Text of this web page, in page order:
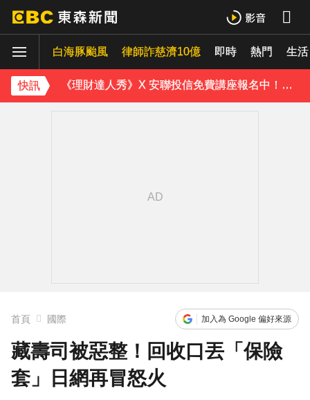
白海豚颱風 律師詐慈濟10億 即時 熱門 生活
快訊
下載東森App，隨時掌握天下大小事！
《理財達人秀》X 安聯投信免費講座報名中！搶先卡位 2027
首頁 國際 加入為 Google 偏好來源
藏壽司被惡整！回收口丟「保險
套」日網再冒怒火